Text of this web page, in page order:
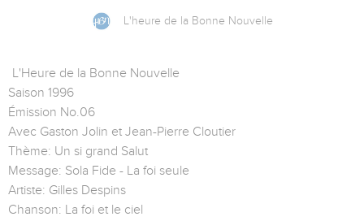
L'heure de la Bonne Nouvelle
L'Heure de la Bonne Nouvelle
Saison 1996
Émission No.06
Avec Gaston Jolin et Jean-Pierre Cloutier
Thème: Un si grand Salut
Message: Sola Fide - La foi seule
Artiste: Gilles Despins
Chanson: La foi et le ciel